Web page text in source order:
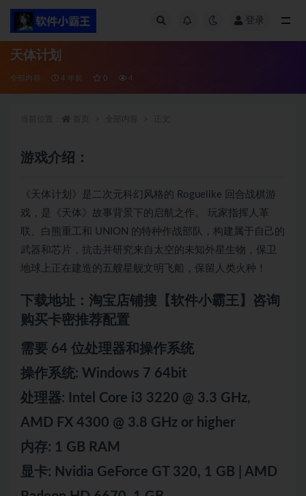
登录
天体计划
全部内容 4 年前 0 4
游戏介绍：
《天体计划》是二次元科幻风格的 Roguelike 回合战棋游
戏，是《天体》故事背景下的启航之作。 玩家指挥人革
联、白熊重工和 UNION 的特种作战部队，构建属于自己的
武器和芯片，抗击并研究来自太空的未知外星生物，保卫
地球上正在建造的五艘星舰文明飞船，保留人类火种！
下载地址：淘宝店铺搜【软件小霸王】咨询
购买卡密推荐配置
需要 64 位处理器和操作系统
操作系统: Windows 7 64bit
处理器: Intel Core i3 3220 @ 3.3 GHz,
AMD FX 4300 @ 3.8 GHz or higher
内存: 1 GB RAM
显卡: Nvidia GeForce GT 320, 1 GB | AMD